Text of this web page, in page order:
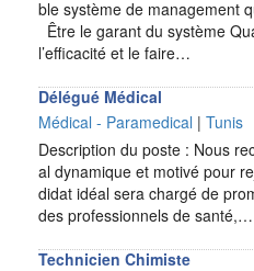
ble système de management
Être le garant du système
l’efficacité et le faire…
Délégué Médical
Médical - Paramedical | Tunis
Description du poste : Nous
al dynamique et motivé pour
didat idéal sera chargé de
des professionnels de santé,…
Technicien Chimiste